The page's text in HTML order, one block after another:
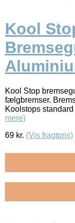
Kool
Kool Stop
fælgbremser.
Koolstops
mere)
69 kr. (Vis fragtpris)